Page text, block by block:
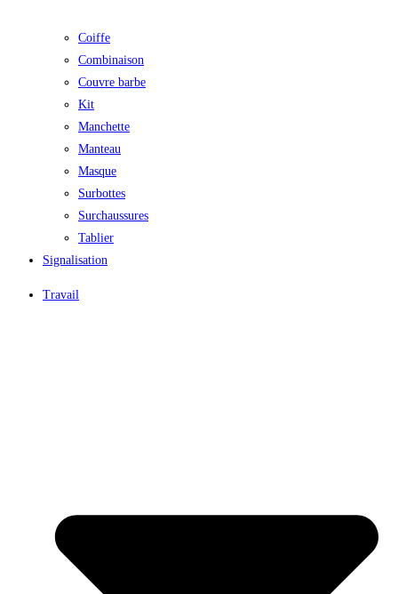
Coiffe
Combinaison
Couvre barbe
Kit
Manchette
Manteau
Masque
Surbottes
Surchaussures
Tablier
Signalisation
Travail